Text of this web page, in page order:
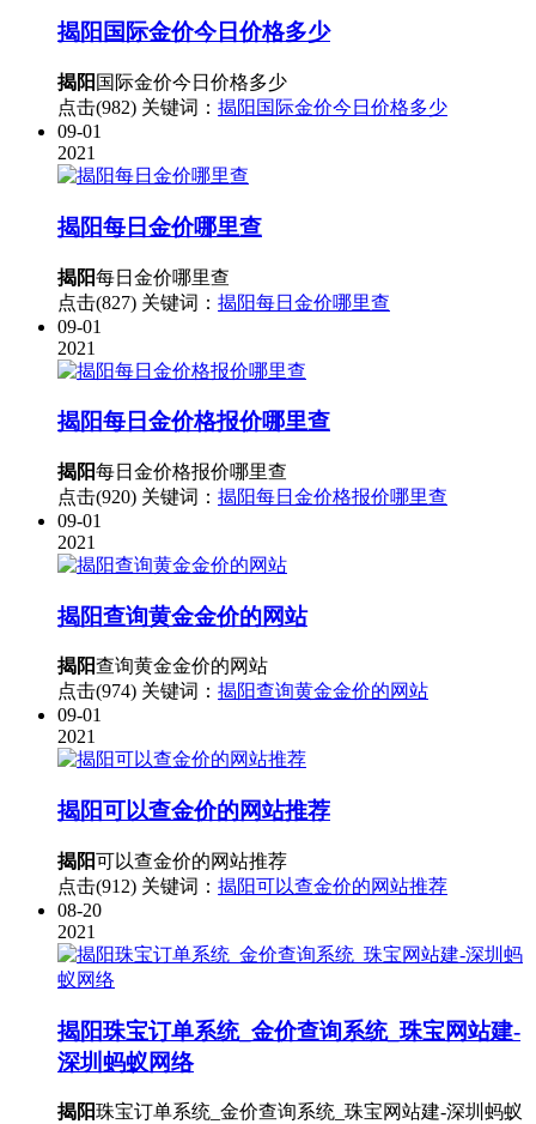
揭阳 国际金价今日价格多少
揭阳 国际金价今日价格多少
点击(982) 关键词： 揭阳国际金价今日价格多少
09-01
2021
揭阳每日金价哪里查
揭阳每日金价哪里查
点击(827) 关键词： 揭阳每日金价哪里查
09-01
2021
揭阳每日金价格报价哪里查
揭阳每日金价格报价哪里查
点击(920) 关键词： 揭阳每日金价格报价哪里查
09-01
2021
揭阳查询黄金金价的网站
揭阳查询黄金金价的网站
点击(974) 关键词： 揭阳查询黄金金价的网站
09-01
2021
揭阳可以查金价的网站推荐
揭阳可以查金价的网站推荐
点击(912) 关键词： 揭阳可以查金价的网站推荐
08-20
2021
揭阳珠宝订单系统_金价查询系统_珠宝网站建-
深圳蚂蚁网络
揭阳珠宝订单系统_金价查询系统_珠宝网站建-深圳蚂蚁